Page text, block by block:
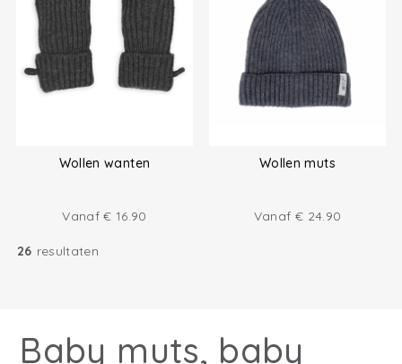
Wollen wanten
Vanaf€ 16.90
Wollen muts
Vanaf € 24.90
26 resultaten
Baby muts, baby